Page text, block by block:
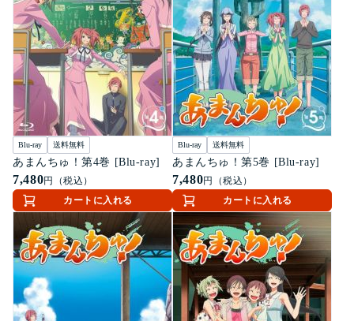
Blu-ray 送料無料
あまんちゅ！第4巻 [Blu-ray]
7,480円（税込）
カートに入れる
Blu-ray 送料無料
あまんちゅ！第5巻 [Blu-ray]
7,480円（税込）
カートに入れる